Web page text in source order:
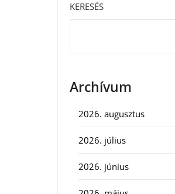
KERESÉS
Archívum
2026. augusztus
2026. július
2026. június